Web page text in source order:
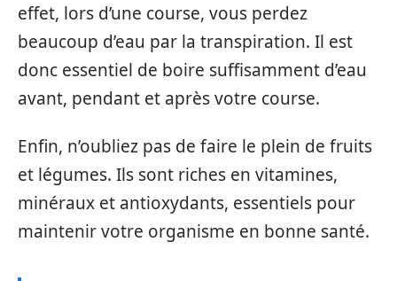
effet, lors d’une course, vous perdez
beaucoup d’eau par la transpiration. Il est
donc essentiel de boire suffisamment d’eau
avant, pendant et après votre course.
Enfin, n’oubliez pas de faire le plein de fruits
et légumes. Ils sont riches en vitamines,
minéraux et antioxydants, essentiels pour
maintenir votre organisme en bonne santé.